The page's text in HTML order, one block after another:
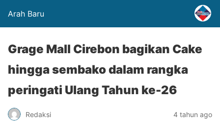
Arah Baru
Grage Mall Cirebon bagikan Cake
hingga sembako dalam rangka
peringati Ulang Tahun ke-26
Redaksi 4 tahun ago